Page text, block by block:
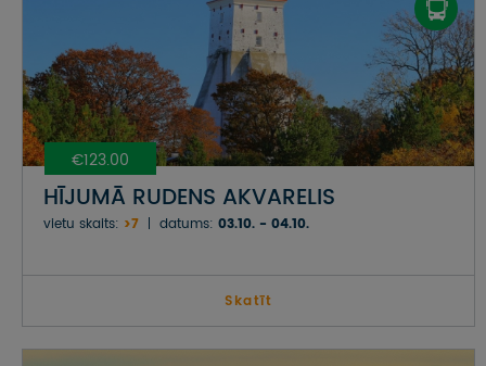
€123.00
HĪJUMĀ RUDENS AKVARELIS
vietu skaits: >7 datums: 03.10. - 04.10.
Skatīt